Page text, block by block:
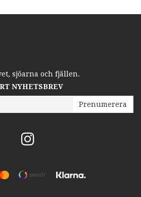
sjöarna och fjällen.
NYHETSBREV
Prenumerera